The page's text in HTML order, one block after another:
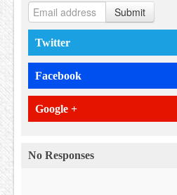
Submit
Twitter
Facebook
Google +
No Responses